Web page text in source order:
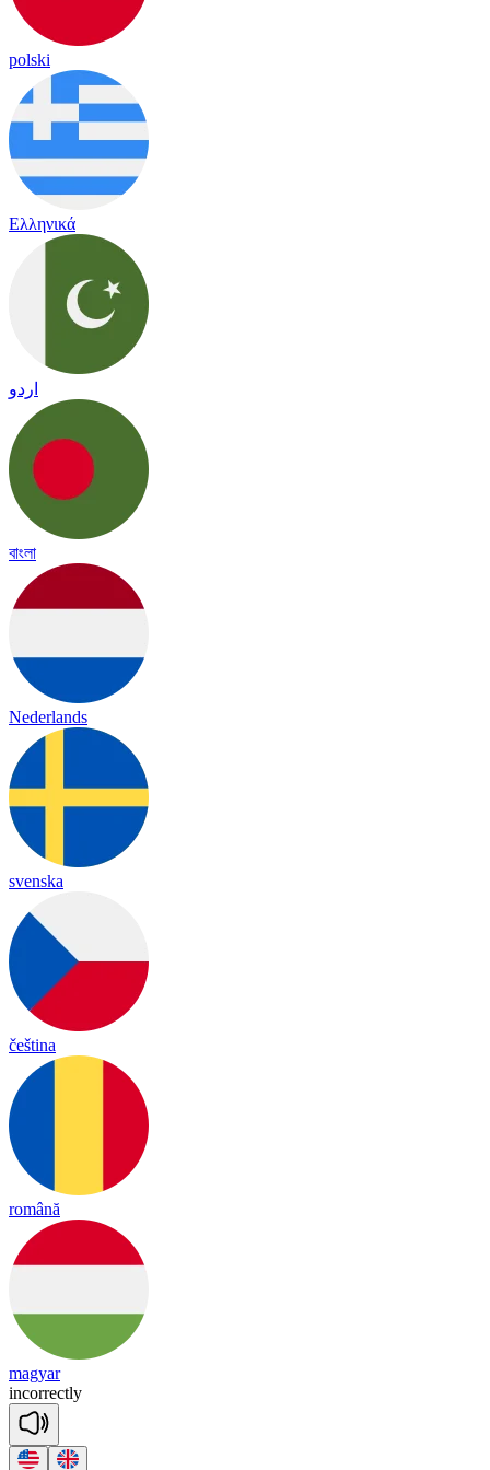
polski
Ελληνικά
اردو
বাংলা
Nederlands
svenska
čeština
română
magyar
incorrectly